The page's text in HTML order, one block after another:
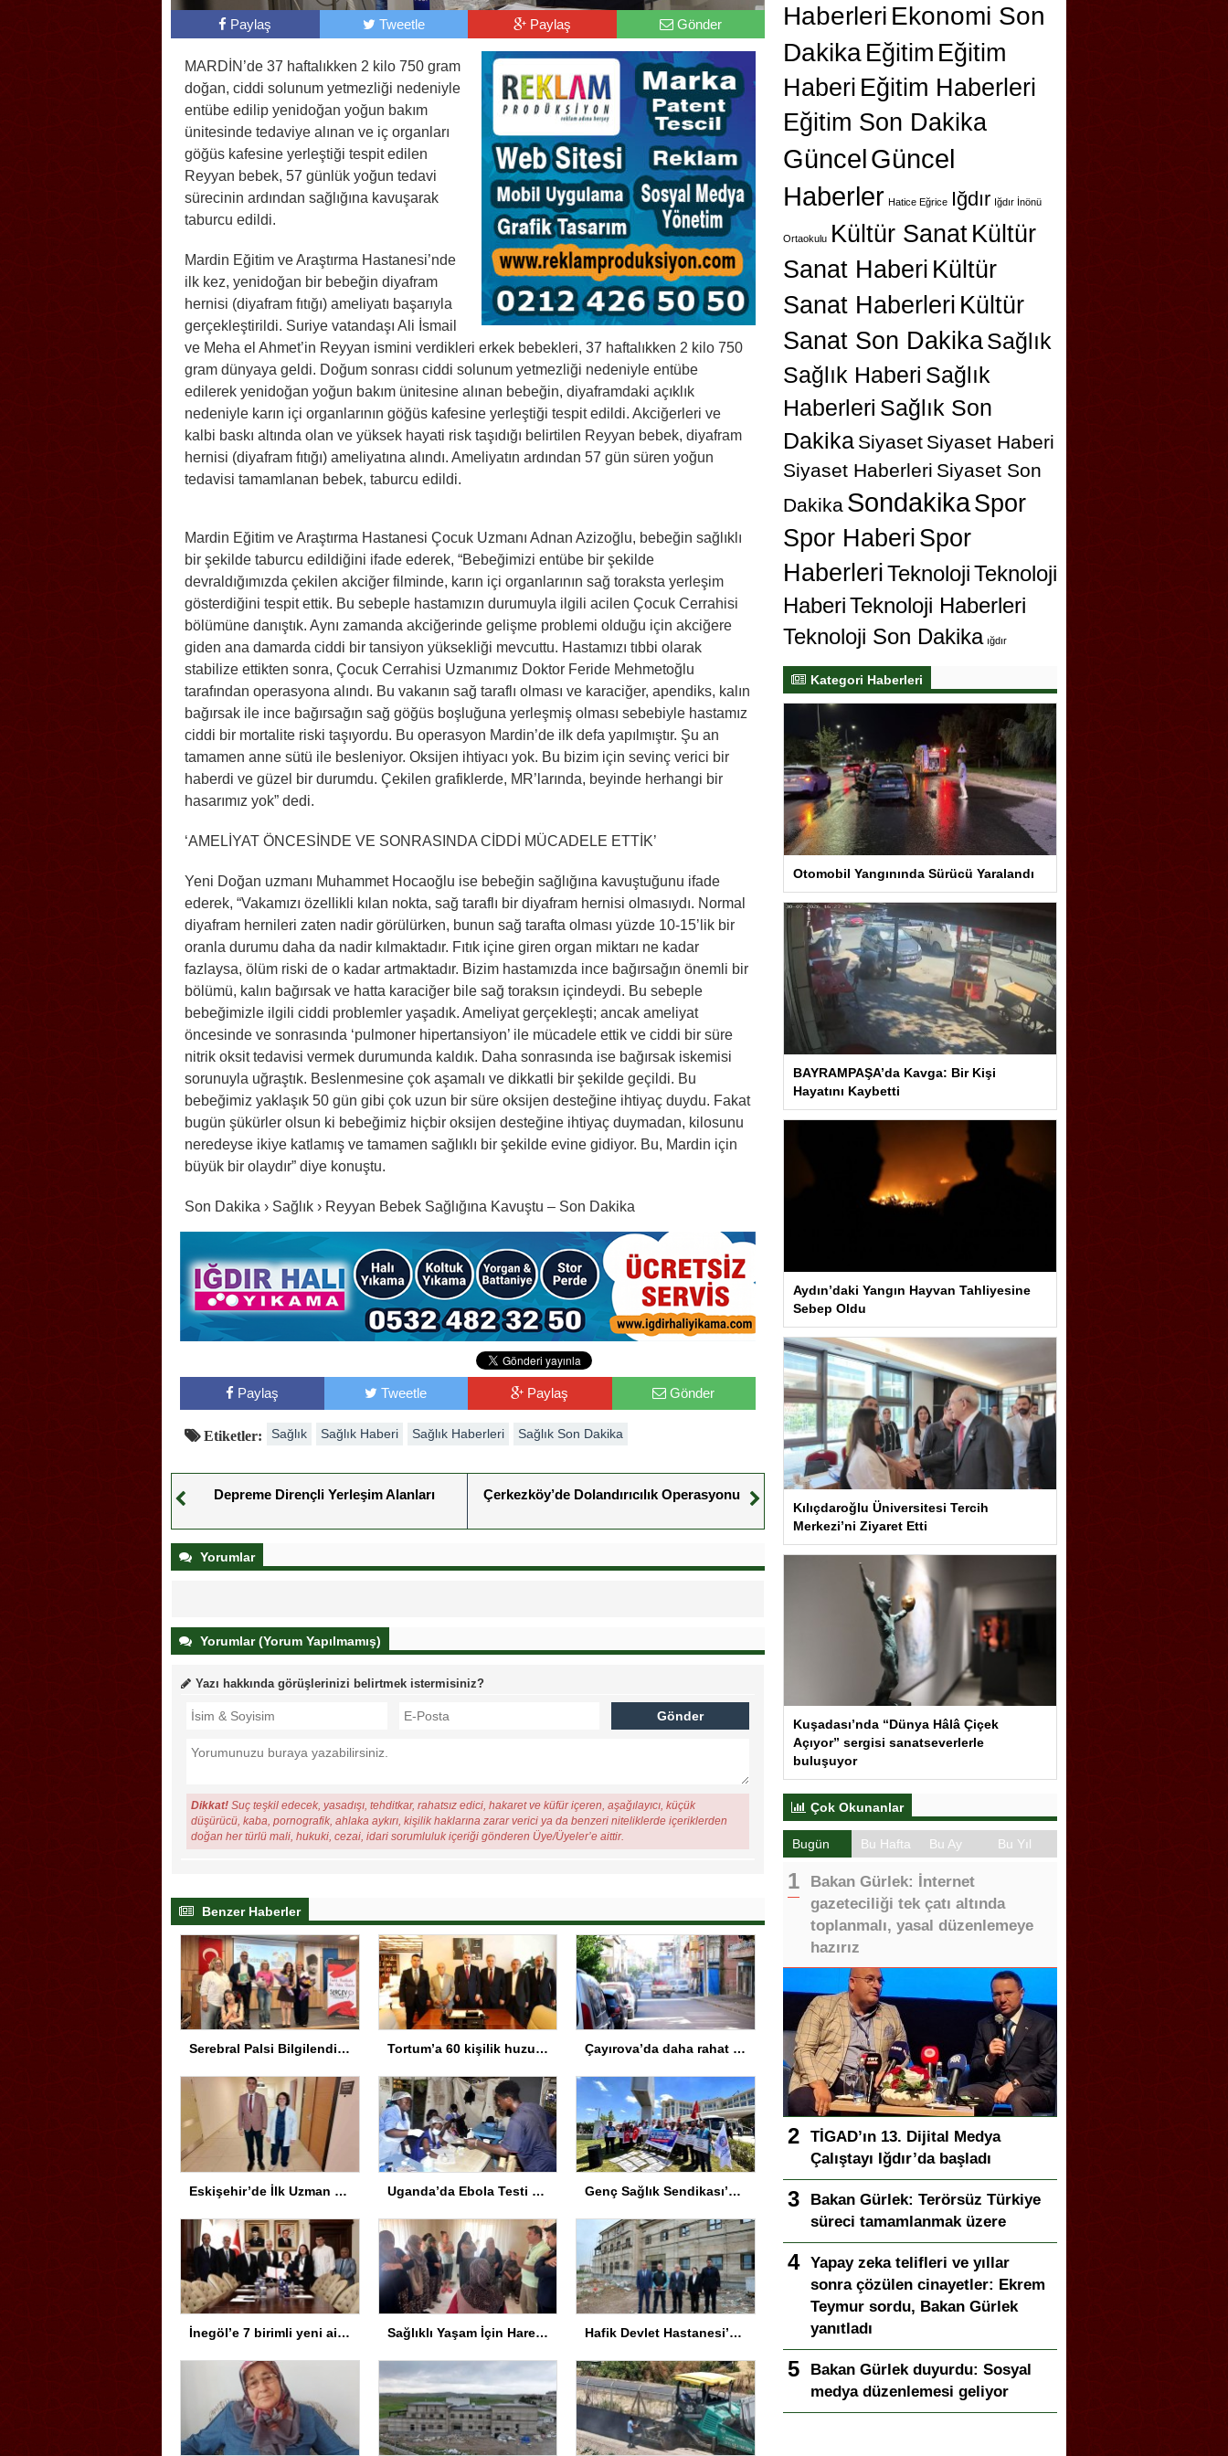
Paylaş Tweetle Paylaş Gönder
MARDİN’de 37 haftalıkken 2 kilo 750 gram
doğan, ciddi solunum yetmezliği nedeniyle
entübe edilip yenidoğan yoğun bakım
ünitesinde tedaviye alınan ve iç organları
göğüs kafesine yerleştiği tespit edilen
Reyyan bebek, 57 günlük yoğun tedavi
sürecinin ardından sağlığına kavuşarak
taburcu edildi.
Mardin Eğitim ve Araştırma Hastanesi’nde
ilk kez, yenidoğan bir bebeğin diyafram
hernisi (diyafram fıtığı) ameliyatı başarıyla
gerçekleştirildi. Suriye vatandaşı Ali İsmail
ve Meha el Ahmet’in Reyyan ismini verdikleri erkek bebekleri, 37 haftalıkken 2 kilo 750
gram dünyaya geldi. Doğum sonrası ciddi solunum yetmezliği nedeniyle entübe
edilerek yenidoğan yoğun bakım ünitesine alınan bebeğin, diyaframdaki açıklık
nedeniyle karın içi organlarının göğüs kafesine yerleştiği tespit edildi. Akciğerleri ve
kalbi baskı altında olan ve yüksek hayati risk taşıdığı belirtilen Reyyan bebek, diyafram
hernisi (diyafram fıtığı) ameliyatına alındı. Ameliyatın ardından 57 gün süren yoğun
tedavisi tamamlanan bebek, taburcu edildi.
Mardin Eğitim ve Araştırma Hastanesi Çocuk Uzmanı Adnan Azizoğlu, bebeğin sağlıklı
bir şekilde taburcu edildiğini ifade ederek, “Bebeğimizi entübe bir şekilde
devraldığımızda çekilen akciğer filminde, karın içi organlarının sağ toraksta yerleşim
gösterdiğini tespit ettik. Bu sebeple hastamızın durumuyla ilgili acilen Çocuk Cerrahisi
bölümüne danıştık. Aynı zamanda akciğerinde gelişme problemi olduğu için akciğere
giden ana damarda ciddi bir tansiyon yüksekliği mevcuttu. Hastamızı tıbbi olarak
stabilize ettikten sonra, Çocuk Cerrahisi Uzmanımız Doktor Feride Mehmetoğlu
tarafından operasyona alındı. Bu vakanın sağ taraflı olması ve karaciğer, apendiks, kalın
bağırsak ile ince bağırsağın sağ göğüs boşluğuna yerleşmiş olması sebebiyle hastamız
ciddi bir mortalite riski taşıyordu. Bu operasyon Mardin’de ilk defa yapılmıştır. Şu an
tamamen anne sütü ile besleniyor. Oksijen ihtiyacı yok. Bu bizim için sevinç verici bir
haberdi ve güzel bir durumdu. Çekilen grafiklerde, MR’larında, beyinde herhangi bir
hasarımız yok” dedi.
‘AMELİYAT ÖNCESİNDE VE SONRASINDA CİDDİ MÜCADELE ETTİK’
Yeni Doğan uzmanı Muhammet Hocaoğlu ise bebeğin sağlığına kavuştuğunu ifade
ederek, “Vakamızı özellikli kılan nokta, sağ taraflı bir diyafram hernisi olmasıydı. Normal
diyafram hernileri zaten nadir görülürken, bunun sağ tarafta olması yüzde 10-15’lik bir
oranla durumu daha da nadir kılmaktadır. Fıtık içine giren organ miktarı ne kadar
fazlaysa, ölüm riski de o kadar artmaktadır. Bizim hastamızda ince bağırsağın önemli bir
bölümü, kalın bağırsak ve hatta karaciğer bile sağ toraksın içindeydi. Bu sebeple
bebeğimizle ilgili ciddi problemler yaşadık. Ameliyat gerçekleşti; ancak ameliyat
öncesinde ve sonrasında ‘pulmoner hipertansiyon’ ile mücadele ettik ve ciddi bir süre
nitrik oksit tedavisi vermek durumunda kaldık. Daha sonrasında ise bağırsak iskemisi
sorunuyla uğraştık. Beslenmesine çok aşamalı ve dikkatli bir şekilde geçildi. Bu
bebeğimiz yaklaşık 50 gün gibi çok uzun bir süre oksijen desteğine ihtiyaç duydu. Fakat
bugün şükürler olsun ki bebeğimiz hiçbir oksijen desteğine ihtiyaç duymadan, kilosunu
neredeyse ikiye katlamış ve tamamen sağlıklı bir şekilde evine gidiyor. Bu, Mardin için
büyük bir olaydır” diye konuştu.
Son Dakika › Sağlık › Reyyan Bebek Sağlığına Kavuştu – Son Dakika
Paylaş Tweetle Paylaş Gönder
Etiketler: Sağlık Sağlık Haberi Sağlık Haberleri Sağlık Son Dakika
Depreme Dirençli Yerleşim Alanları Çerkezköy’de Dolandırıcılık Operasyonu
Yorumlar
Yorumlar (Yorum Yapılmamış)
Yazı hakkında görüşlerinizi belirtmek istermisiniz?
Dikkat! Suç teşkil edecek, yasadışı, tehditkar, rahatsız edici, hakaret ve küfür içeren, aşağılayıcı, küçük
düşürücü, kaba, pornografik, ahlaka aykırı, kişilik haklarına zarar verici ya da benzeri niteliklerde içeriklerden
doğan her türlü mali, hukuki, cezai, idari sorumluluk içeriği gönderen Üye/Üyeler’e aittir.
Benzer Haberler
Serebral Palsi Bilgilendirme Semineri Eskişehir’de Yapıldı Tortum’a 60 kişilik huzurevi müjdesi Çayırova’da daha rahat bir yaz için vektörle mücadeleye hız verildi
Eskişehir’de İlk Uzman Hekim Uganda’da Ebola Testi Zorunluluğu Kaldırıldı Genç Sağlık Sendikası’ndan Ek Kontenjan Çağrısı
İnegöl’e 7 birimli yeni aile sağlığı merkezi için protokol imzalandı Sağlıklı Yaşam İçin Hareket Yaşı Testleri Hafik Devlet Hastanesi’nde İnşaat Tamamlanıyor
Haberleri Ekonomi Son
Dakika Eğitim Eğitim
Haberi Eğitim Haberleri
Eğitim Son Dakika
GüncelGüncel
Haberler Hatice Eğrice Iğdır Iğdır İnönü
Ortaokulu Kültür SanatKültür
Sanat Haberi Kültür
Sanat Haberleri Kültür
Sanat Son DakikaSağlık
Sağlık Haberi Sağlık
Haberleri Sağlık Son
Dakika Siyaset Siyaset Haberi
Siyaset Haberleri Siyaset Son
Dakika SondakikaSpor
Spor Haberi Spor
HaberleriTeknolojiTeknoloji
HaberiTeknoloji Haberleri
Teknoloji Son Dakika ığdır
Kategori Haberleri
Otomobil Yangınında Sürücü Yaralandı
BAYRAMPAŞA’da Kavga: Bir Kişi
Hayatını Kaybetti
Aydın’daki Yangın Hayvan Tahliyesine
Sebep Oldu
Kılıçdaroğlu Üniversitesi Tercih
Merkezi’ni Ziyaret Etti
Kuşadası’nda “Dünya Hâlâ Çiçek
Açıyor” sergisi sanatseverlerle
buluşuyor
Çok Okunanlar
Bugün Bu Hafta Bu Ay Bu Yıl
Bakan Gürlek: İnternet
gazeteciliği tek çatı altında
toplanmalı, yasal düzenlemeye
hazırız
TİGAD’ın 13. Dijital Medya
Çalıştayı Iğdır’da başladı
Bakan Gürlek: Terörsüz Türkiye
süreci tamamlanmak üzere
Yapay zeka telifleri ve yıllar
sonra çözülen cinayetler: Ekrem
Teymur sordu, Bakan Gürlek
yanıtladı
Bakan Gürlek duyurdu: Sosyal
medya düzenlemesi geliyor